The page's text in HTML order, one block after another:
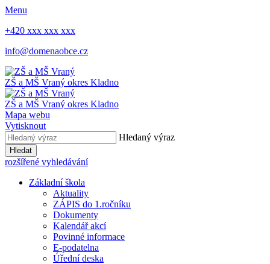
Menu
+420 xxx xxx xxx
info@domenaobce.cz
ZŠ a MŠ Vraný okres Kladno
ZŠ a MŠ Vraný okres Kladno
Mapa webu
Vytisknout
Hledaný výraz
Hledat
rozšířené vyhledávání
Základní škola
Aktuality
ZÁPIS do 1.ročníku
Dokumenty
Kalendář akcí
Povinné informace
E-podatelna
Úřední deska